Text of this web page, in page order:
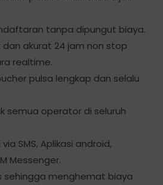
tanpa dipungut biaya.
dan akurat 24 jam non stop
realtime.
pulsa lengkap dan selalu
semua operator di seluruh
SMS, Aplikasi android,
Messenger.
sehingga menghemat biaya